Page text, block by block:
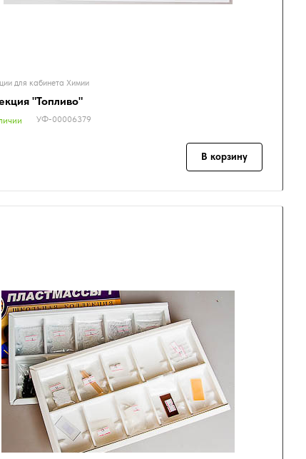
для кабинета Химии
"Топливо"
УФ-00006379
В корзину